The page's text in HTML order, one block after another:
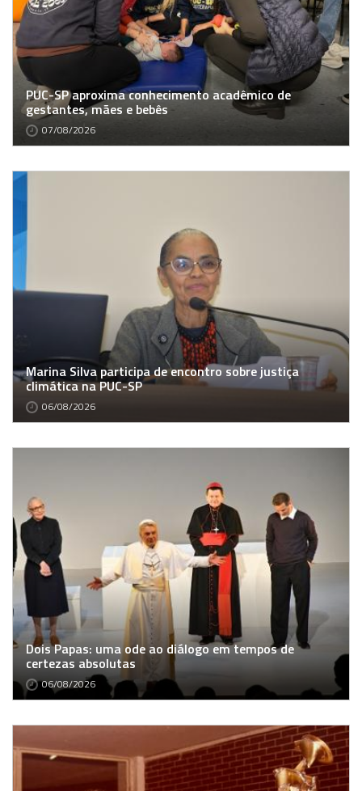
PUC-SP aproxima conhecimento acadêmico de
gestantes, mães e bebês
07/08/2026
Marina Silva participa de encontro sobre justiça
climática na PUC-SP
06/08/2026
Dois Papas: uma ode ao diálogo em tempos de
certezas absolutas
06/08/2026